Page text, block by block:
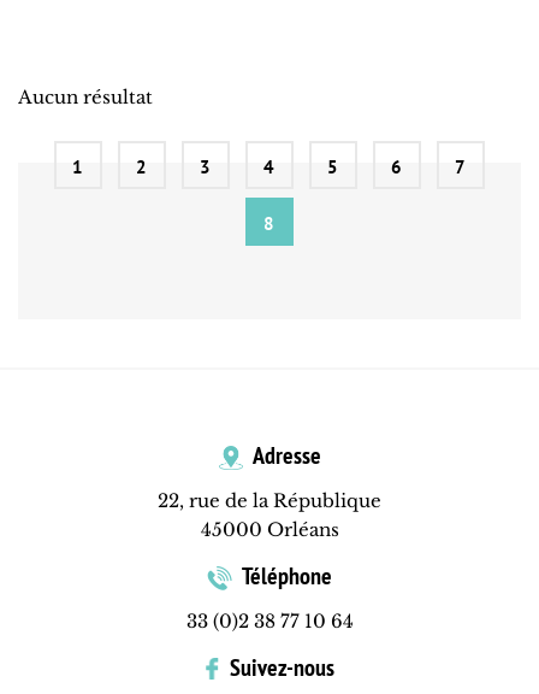
Aucun résultat
1 2 3 4 5 6 7
8
Adresse
22, rue de la République
45000 Orléans
Téléphone
33 (0)2 38 77 10 64
Suivez-nous